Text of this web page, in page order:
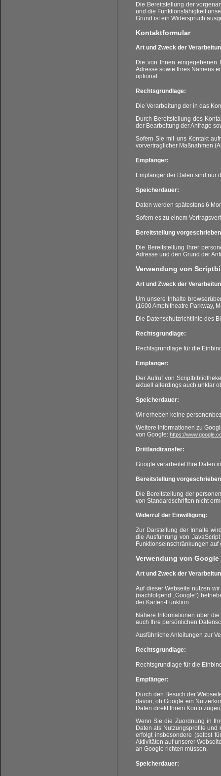
Die Bereitstellung der
und die Funktionsfähigkeit
Grund ist ein Widerspruch
Kontaktformular
Art und Zweck der
Die von Ihnen eingegebenen
Adresse sowie Ihres Namens
optional.
Rechtsgrundlage:
Die Verarbeitung der in das
Durch Bereitstellung des
der Bearbeitung der Anfrage
Sofern Sie mit uns Kontakt
vorvertraglicher Maßnahmen
Empfänger:
Empfänger der Daten sind nur
Speicherdauer:
Daten werden spätestens 6
Sofern es zu einem
Bereitstellung
Die Bereitstellung Ihrer
Adresse und den Grund der
Verwendung von
Art und Zweck der
Um unsere Inhalte
(1600 Amphitheatre Parkway,
Die Datenschutzrichtlinie des
Rechtsgrundlage:
Rechtsgrundlage für die
Empfänger:
Der Aufruf von
aktuell allerdings auch unklar
Speicherdauer:
Wir erheben keine
Weitere Informationen zu
von Google: https://
Drittlandtransfer:
Google verarbeitet Ihre Daten
Bereitstellung
Die Bereitstellung der
von Standardschriften nicht
Widerruf der Einwilligung:
Zur Darstellung der Inhalte
die Ausführung von
Funktionseinschränkungen
Verwendung von Google
Art und Zweck der
Auf dieser Webseite nutzen
(nachfolgend „Google“)
der Karten-Funktion.
Nähere Informationen über
auch Ihre persönlichen
Ausführliche Anleitungen zur
Rechtsgrundlage:
Rechtsgrundlage für die
Empfänger:
Durch den Besuch der
davon, ob Google ein
Daten direkt Ihrem Konto
Wenn Sie die Zuordnung in
Daten als Nutzungsprofile und
erfolgt insbesondere (selbst
Aktivitäten auf unserer
an Google richten müssen.
Speicherdauer: